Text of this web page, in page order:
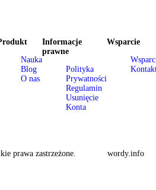
Nauka
Blog
O nas
Informacje
prawne
Polityka
Prywatności
Regulamin
Usunięcie
Konta
Wsparcie
prawa zastrzeżone. wordy.info